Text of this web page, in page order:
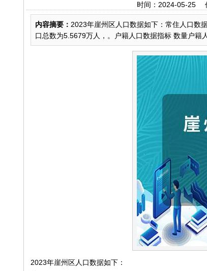
时间：2024-05-25
内容摘要： 2023年崖州区人口数据如下：常住人口数
口总数为5.5679万人，。户籍人口数据指标 数量户籍
2023年崖州区人口数据如下：